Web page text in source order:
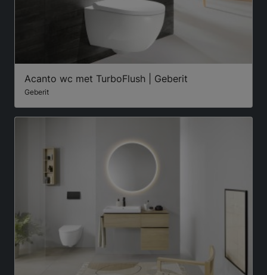
Acanto wc met TurboFlush | Geberit
Geberit